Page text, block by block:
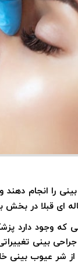
را انجام دهند و
ای قبلا در
وجود دارد
جراحی بینی
از شر عیوب بینی